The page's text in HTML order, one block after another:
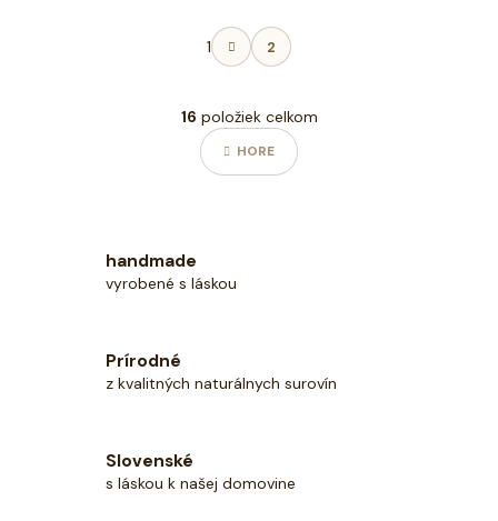
O
v
á
d
a
c
ý
u
S
t
n
k
o
1 2
16 položiek celkom
HORE
handmade
vyrobené s láskou
Prírodné
z kvalitných naturálnych surovín
Slovenské
s láskou k našej domovine